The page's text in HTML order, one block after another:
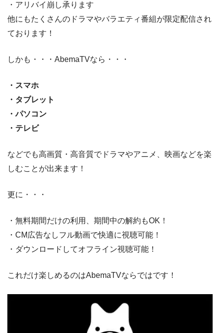
・アリバイ崩し承ります
他にもたくさんのドラマやバラエティ番組が限定配信され
ております！
しかも・・・AbemaTVなら・・・
・スマホ
・タブレット
・パソコン
・テレビ
などでも高画質・高音質でドラマやアニメ、映画などを楽
しむことが出来ます！
更に・・・
・無料期間だけの利用、期間中の解約もOK！
・CM広告なしフル動画で快適に視聴可能！
・ダウンロードしてオフライン視聴可能！
これだけ楽しめるのはAbemaTVならではです！